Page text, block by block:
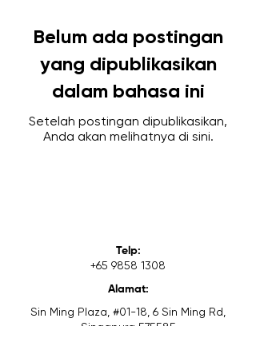
Belum ada postingan
yang dipublikasikan
dalam bahasa ini
Setelah postingan dipublikasikan,
Anda akan melihatnya di sini.
Telp:
+65 9858 1308
Alamat:
Sin Ming Plaza, #01-18, 6 Sin Ming Rd,
Singapura 575585